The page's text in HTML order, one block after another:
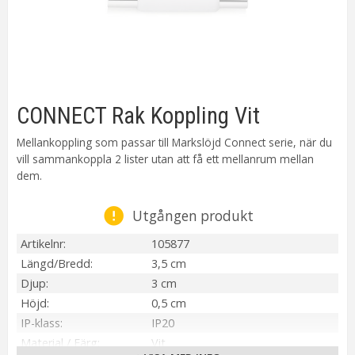
CONNECT Rak Koppling Vit
Mellankoppling som passar till Markslöjd Connect serie, när du
vill sammankoppla 2 lister utan att få ett mellanrum mellan
dem.
Utgången produkt
Artikelnr
105877
Längd/Bredd
3,5 cm
Djup
3 cm
Höjd
0,5 cm
IP-klass
IP20
Material / Färg
Vit